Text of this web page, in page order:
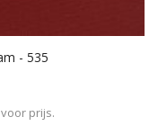
- 535
prijs.